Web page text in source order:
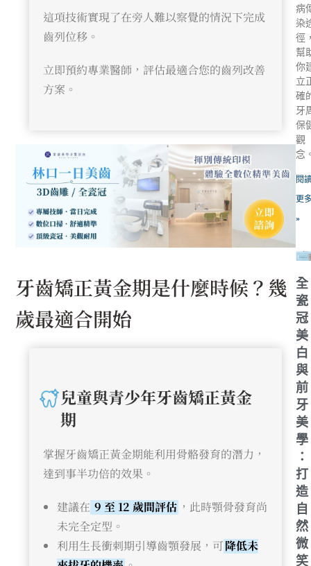
這項技術實現了在旁人難以察覺的情況下完成
齒列位移。
立即預約專業醫師，評估最適合您的齒列改善
方案。
牙齒矯正黃金期是什麼時候？幾
歲最適合開始
兒童與青少年牙齒矯正黃金
期
掌握牙齒矯正黃金期能利用骨骼發育的潛力，
達到事半功倍的效果。
建議在 9 至 12 歲間評估 ，此時顎骨發育尚
未完全定型。
利用生長衝刺期引導齒顎發展，可降低未
病
染
徑
幫
你
立
確
牙
保
觀
念
閱
更
»
全
瓷
冠
美
白
與
前
牙
美
學
：
打
造
自
然
微
笑